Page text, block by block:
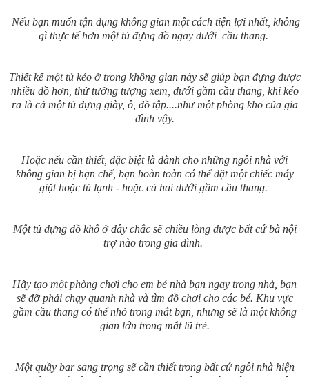
Nếu bạn muốn tận dụng không gian một cách tiện lợi nhất, không
gì thực tế hơn một tủ đựng đồ ngay dưới cầu thang.
Thiết kế một tủ kéo ở trong không gian này sẽ giúp bạn đựng được
nhiều đồ hơn, thử tưởng tượng xem, dưới gầm cầu thang, khi kéo
ra là cả một tủ đựng giày, ô, đồ tập....như một phòng kho của gia
đình vậy.
Hoặc nếu cần thiết, đặc biệt là dành cho những ngôi nhà với
không gian bị hạn chế, bạn hoàn toàn có thể đặt một chiếc máy
giặt hoặc tủ lạnh - hoặc cả hai dưới gầm cầu thang.
Một tủ đựng đồ khô ở đây chắc sẽ chiều lòng được bất cứ bà nội
trợ nào trong gia đình.
Hãy tạo một phòng chơi cho em bé nhà bạn ngay trong nhà, bạn
sẽ đỡ phải chạy quanh nhà và tìm đồ chơi cho các bé. Khu vực
gầm cầu thang có thể nhỏ trong mắt bạn, nhưng sẽ là một không
gian lớn trong mắt lũ trẻ.
Một quầy bar sang trọng sẽ cần thiết trong bất cứ ngôi nhà hiện